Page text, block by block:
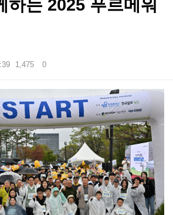
하는 2025 푸르메워
1,475 0